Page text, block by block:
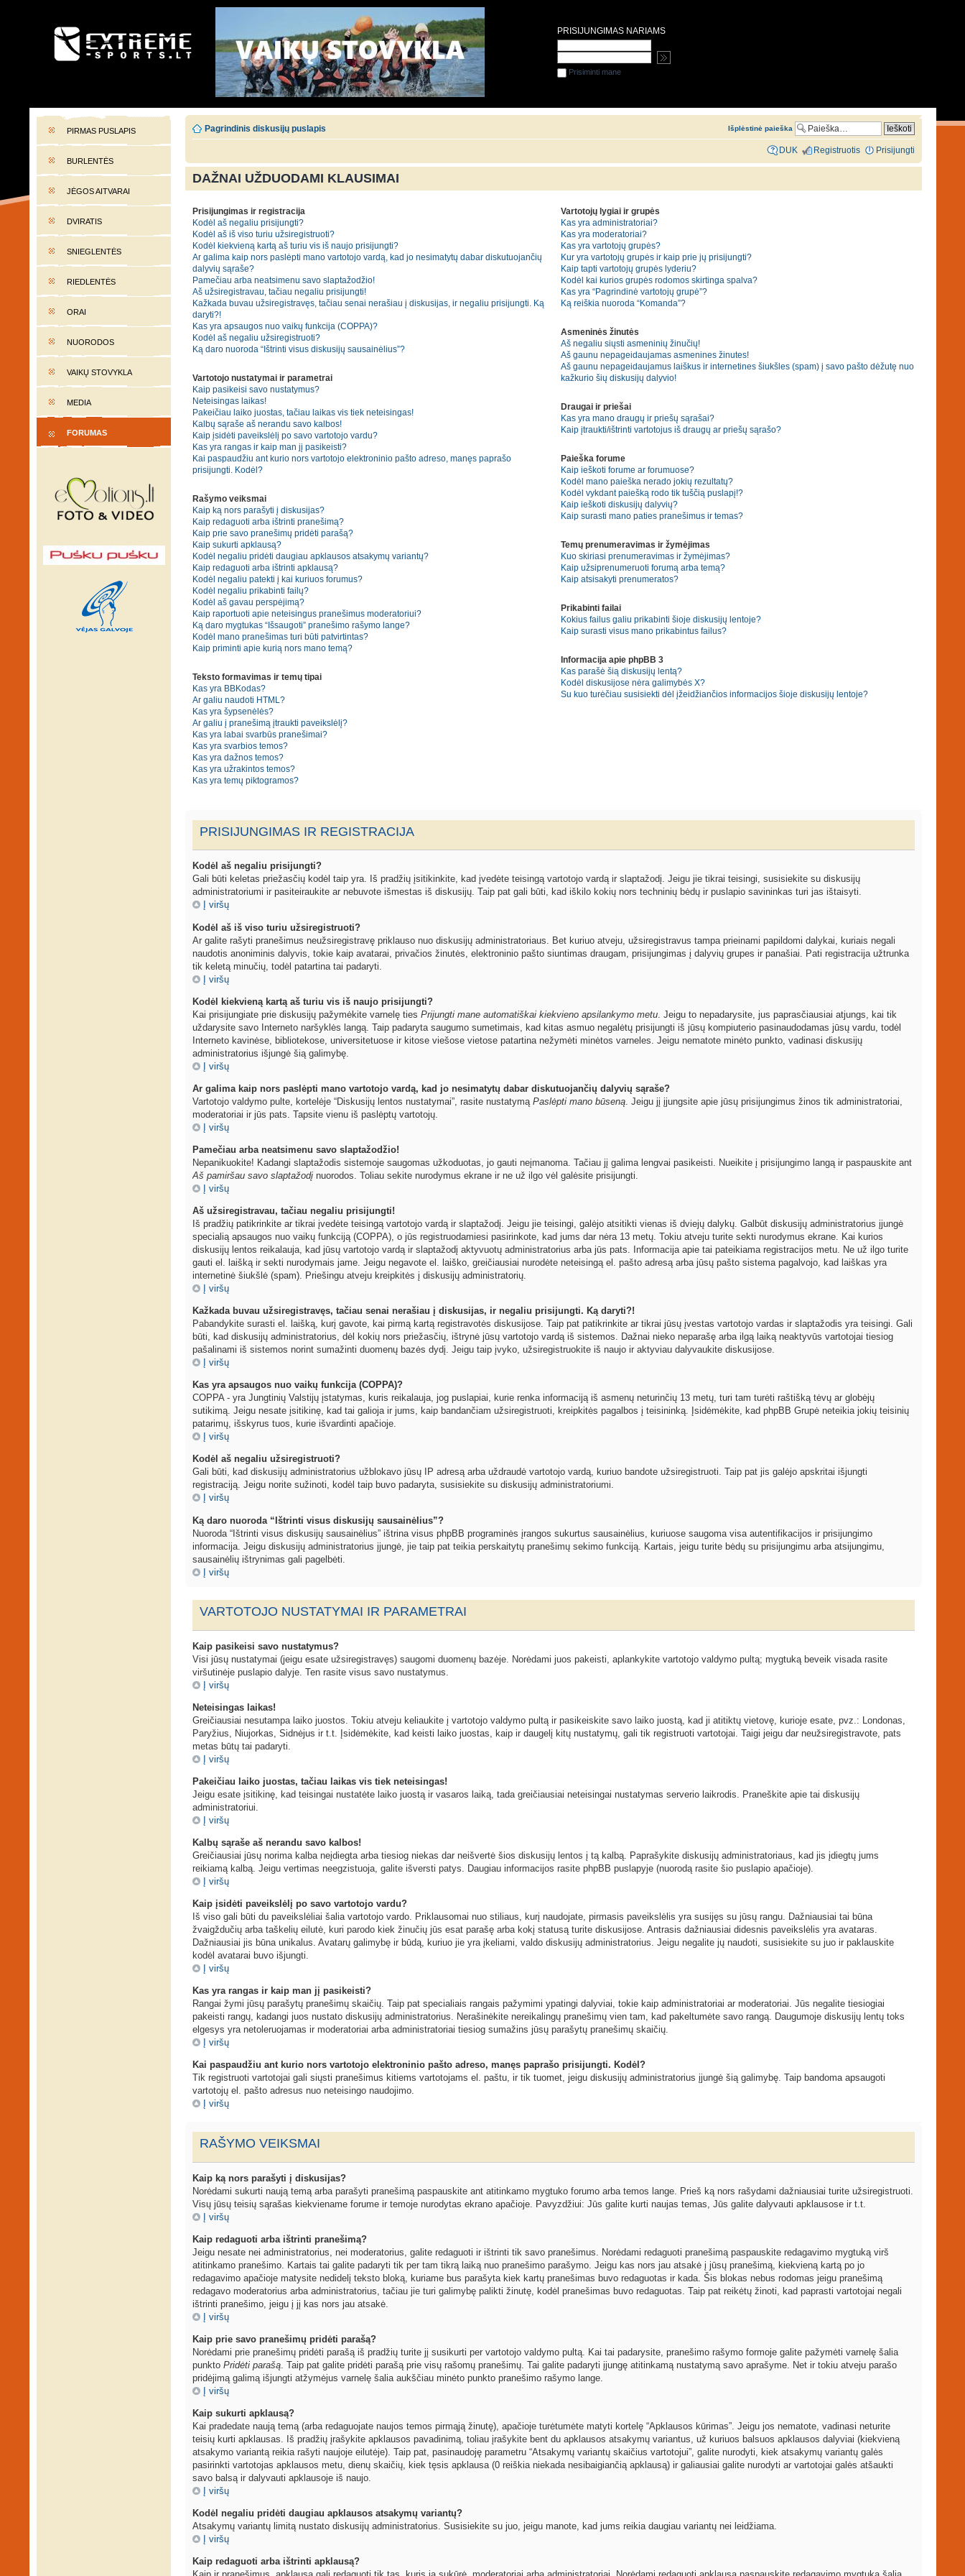
EXTREME-SPORTS.LT
PIRMAS PUSLAPIS
BURLENTĖS
JĖGOS AITVARAI
DVIRATIS
SNIEGLENTĖS
RIEDLENTĖS
ORAI
NUORODOS
VAIKŲ STOVYKLA
MEDIA
FORUMAS
Pagrindinis diskusijų puslapis Išplėstinė paieška
DUK Registruotis Prisijungti
DAŽNAI UŽDUODAMI KLAUSIMAI
Prisijungimas ir registracija
Kodėl aš negaliu prisijungti?
Kodėl aš iš viso turiu užsiregistruoti?
Kodėl kiekvieną kartą aš turiu vis iš naujo prisijungti?
Ar galima kaip nors paslėpti mano vartotojo vardą, kad jo nesimatytų dabar diskutuojančių
dalyvių sąraše?
Pamečiau arba neatsimenu savo slaptažodžio!
Aš užsiregistravau, tačiau negaliu prisijungti!
Kažkada buvau užsiregistravęs, tačiau senai nerašiau į diskusijas, ir negaliu prisijungti. Ką
daryti?!
Kas yra apsaugos nuo vaikų funkcija (COPPA)?
Kodėl aš negaliu užsiregistruoti?
Ką daro nuoroda “Ištrinti visus diskusijų sausainėlius”?
Vartotojo nustatymai ir parametrai
Kaip pasikeisi savo nustatymus?
Neteisingas laikas!
Pakeičiau laiko juostas, tačiau laikas vis tiek neteisingas!
Kalbų sąraše aš nerandu savo kalbos!
Kaip įsidėti paveikslėlį po savo vartotojo vardu?
Kas yra rangas ir kaip man jį pasikeisti?
Kai paspaudžiu ant kurio nors vartotojo elektroninio pašto adreso, manęs paprašo
prisijungti. Kodėl?
Rašymo veiksmai
Kaip ką nors parašyti į diskusijas?
Kaip redaguoti arba ištrinti pranešimą?
Kaip prie savo pranešimų pridėti parašą?
Kaip sukurti apklausą?
Kodėl negaliu pridėti daugiau apklausos atsakymų variantų?
Kaip redaguoti arba ištrinti apklausą?
Kodėl negaliu patekti į kai kuriuos forumus?
Kodėl negaliu prikabinti failų?
Kodėl aš gavau perspėjimą?
Kaip raportuoti apie neteisingus pranešimus moderatoriui?
Ką daro mygtukas “Išsaugoti” pranešimo rašymo lange?
Kodėl mano pranešimas turi būti patvirtintas?
Kaip priminti apie kurią nors mano temą?
Teksto formavimas ir temų tipai
Kas yra BBKodas?
Ar galiu naudoti HTML?
Kas yra šypsenėlės?
Ar galiu į pranešimą įtraukti paveikslėlį?
Kas yra labai svarbūs pranešimai?
Kas yra svarbios temos?
Kas yra dažnos temos?
Kas yra užrakintos temos?
Kas yra temų piktogramos?
Vartotojų lygiai ir grupės
Kas yra administratoriai?
Kas yra moderatoriai?
Kas yra vartotojų grupės?
Kur yra vartotojų grupės ir kaip prie jų prisijungti?
Kaip tapti vartotojų grupės lyderiu?
Kodėl kai kurios grupės rodomos skirtinga spalva?
Kas yra “Pagrindinė vartotojų grupė”?
Ką reiškia nuoroda “Komanda”?
Asmeninės žinutės
Aš negaliu siųsti asmeninių žinučių!
Aš gaunu nepageidaujamas asmenines žinutes!
Aš gaunu nepageidaujamus laiškus ir internetines šiukšles (spam) į savo pašto dėžutę nuo
kažkurio šių diskusijų dalyvio!
Draugai ir priešai
Kas yra mano draugų ir priešų sąrašai?
Kaip įtraukti/ištrinti vartotojus iš draugų ar priešų sąrašo?
Paieška forume
Kaip ieškoti forume ar forumuose?
Kodėl mano paieška nerado jokių rezultatų?
Kodėl vykdant paiešką rodo tik tuščią puslapį!?
Kaip ieškoti diskusijų dalyvių?
Kaip surasti mano paties pranešimus ir temas?
Temų prenumeravimas ir žymėjimas
Kuo skiriasi prenumeravimas ir žymėjimas?
Kaip užsiprenumeruoti forumą arba temą?
Kaip atsisakyti prenumeratos?
Prikabinti failai
Kokius failus galiu prikabinti šioje diskusijų lentoje?
Kaip surasti visus mano prikabintus failus?
Informacija apie phpBB 3
Kas parašė šią diskusijų lentą?
Kodėl diskusijose nėra galimybės X?
Su kuo turėčiau susisiekti dėl įžeidžiančios informacijos šioje diskusijų lentoje?
PRISIJUNGIMAS IR REGISTRACIJA
Kodėl aš negaliu prisijungti?
Gali būti keletas priežasčių kodėl taip yra. Iš pradžių įsitikinkite, kad įvedėte teisingą vartotojo vardą ir slaptažodį. Jeigu jie tikrai teisingi, susisiekite su diskusijų
administratoriumi ir pasiteiraukite ar nebuvote išmestas iš diskusijų. Taip pat gali būti, kad iškilo kokių nors techninių bėdų ir puslapio savininkas turi jas ištaisyti.
Į viršų
Kodėl aš iš viso turiu užsiregistruoti?
Ar galite rašyti pranešimus neužsiregistravę priklauso nuo diskusijų administratoriaus. Bet kuriuo atveju, užsiregistravus tampa prieinami papildomi dalykai, kuriais negali
naudotis anoniminis dalyvis, tokie kaip avatarai, privačios žinutės, elektroninio pašto siuntimas draugam, prisijungimas į dalyvių grupes ir panašiai. Pati registracija užtrunka
tik keletą minučių, todėl patartina tai padaryti.
Į viršų
Kodėl kiekvieną kartą aš turiu vis iš naujo prisijungti?
Kai prisijungiate prie diskusijų pažymėkite varnelę ties Prijungti mane automatiškai kiekvieno apsilankymo metu . Jeigu to nepadarysite, jus paprasčiausiai atjungs, kai tik
uždarysite savo Interneto naršyklės langą. Taip padaryta saugumo sumetimais, kad kitas asmuo negalėtų prisijungti iš jūsų kompiuterio pasinaudodamas jūsų vardu, todėl
Interneto kavinėse, bibliotekose, universitetuose ir kitose viešose vietose patartina nežymėti minėtos varneles. Jeigu nematote minėto punkto, vadinasi diskusijų
administratorius išjungė šią galimybę.
Į viršų
Ar galima kaip nors paslėpti mano vartotojo vardą, kad jo nesimatytų dabar diskutuojančių dalyvių sąraše?
Vartotojo valdymo pulte, kortelėje “Diskusijų lentos nustatymai”, rasite nustatymą Paslėpti mano būseną . Jeigu jį įjungsite apie jūsų prisijungimus žinos tik administratoriai,
moderatoriai ir jūs pats. Tapsite vienu iš paslėptų vartotojų.
Į viršų
Pamečiau arba neatsimenu savo slaptažodžio!
Nepanikuokite! Kadangi slaptažodis sistemoje saugomas užkoduotas, jo gauti neįmanoma. Tačiau jį galima lengvai pasikeisti. Nueikite į prisijungimo langą ir paspauskite ant
Aš pamiršau savo slaptažodį nuorodos. Toliau sekite nurodymus ekrane ir ne už ilgo vėl galėsite prisijungti.
Į viršų
Aš užsiregistravau, tačiau negaliu prisijungti!
Iš pradžių patikrinkite ar tikrai įvedėte teisingą vartotojo vardą ir slaptažodį. Jeigu jie teisingi, galėjo atsitikti vienas iš dviejų dalykų. Galbūt diskusijų administratorius įjungė
specialią apsaugos nuo vaikų funkciją (COPPA), o jūs registruodamiesi pasirinkote, kad jums dar nėra 13 metų. Tokiu atveju turite sekti nurodymus ekrane. Kai kurios
diskusijų lentos reikalauja, kad jūsų vartotojo vardą ir slaptažodį aktyvuotų administratorius arba jūs pats. Informacija apie tai pateikiama registracijos metu. Ne už ilgo turite
gauti el. laišką ir sekti nurodymais jame. Jeigu negavote el. laiško, greičiausiai nurodėte neteisingą el. pašto adresą arba jūsų pašto sistema pagalvojo, kad laiškas yra
internetinė šiukšlė (spam). Priešingu atveju kreipkitės į diskusijų administratorių.
Į viršų
Kažkada buvau užsiregistravęs, tačiau senai nerašiau į diskusijas, ir negaliu prisijungti. Ką daryti?!
Pabandykite surasti el. laišką, kurį gavote, kai pirmą kartą registravotės diskusijose. Taip pat patikrinkite ar tikrai jūsų įvestas vartotojo vardas ir slaptažodis yra teisingi. Gali
būti, kad diskusijų administratorius, dėl kokių nors priežasčių, ištrynė jūsų vartotojo vardą iš sistemos. Dažnai nieko neparašę arba ilgą laiką neaktyvūs vartotojai tiesiog
pašalinami iš sistemos norint sumažinti duomenų bazės dydį. Jeigu taip įvyko, užsiregistruokite iš naujo ir aktyviau dalyvaukite diskusijose.
Į viršų
Kas yra apsaugos nuo vaikų funkcija (COPPA)?
COPPA - yra Jungtinių Valstijų įstatymas, kuris reikalauja, jog puslapiai, kurie renka informaciją iš asmenų neturinčių 13 metų, turi tam turėti raštišką tėvų ar globėjų
sutikimą. Jeigu nesate įsitikinę, kad tai galioja ir jums, kaip bandančiam užsiregistruoti, kreipkitės pagalbos į teisininką. Įsidėmėkite, kad phpBB Grupė neteikia jokių teisinių
patarimų, išskyrus tuos, kurie išvardinti apačioje.
Į viršų
Kodėl aš negaliu užsiregistruoti?
Gali būti, kad diskusijų administratorius užblokavo jūsų IP adresą arba uždraudė vartotojo vardą, kuriuo bandote užsiregistruoti. Taip pat jis galėjo apskritai išjungti
registraciją. Jeigu norite sužinoti, kodėl taip buvo padaryta, susisiekite su diskusijų administratoriumi.
Į viršų
Ką daro nuoroda “Ištrinti visus diskusijų sausainėlius”?
Nuoroda “Ištrinti visus diskusijų sausainėlius” ištrina visus phpBB programinės įrangos sukurtus sausainėlius, kuriuose saugoma visa autentifikacijos ir prisijungimo
informacija. Jeigu diskusijų administratorius įjungė, jie taip pat teikia perskaitytų pranešimų sekimo funkciją. Kartais, jeigu turite bėdų su prisijungimu arba atsijungimu,
sausainėlių ištrynimas gali pagelbėti.
Į viršų
VARTOTOJO NUSTATYMAI IR PARAMETRAI
Kaip pasikeisi savo nustatymus?
Visi jūsų nustatymai (jeigu esate užsiregistravęs) saugomi duomenų bazėje. Norėdami juos pakeisti, aplankykite vartotojo valdymo pultą; mygtuką beveik visada rasite
viršutinėje puslapio dalyje. Ten rasite visus savo nustatymus.
Į viršų
Neteisingas laikas!
Greičiausiai nesutampa laiko juostos. Tokiu atveju keliaukite į vartotojo valdymo pultą ir pasikeiskite savo laiko juostą, kad ji atitiktų vietovę, kurioje esate, pvz.: Londonas,
Paryžius, Niujorkas, Sidnėjus ir t.t. Įsidėmėkite, kad keisti laiko juostas, kaip ir daugelį kitų nustatymų, gali tik registruoti vartotojai. Taigi jeigu dar neužsiregistravote, pats
metas būtų tai padaryti.
Į viršų
Pakeičiau laiko juostas, tačiau laikas vis tiek neteisingas!
Jeigu esate įsitikinę, kad teisingai nustatėte laiko juostą ir vasaros laiką, tada greičiausiai neteisingai nustatymas serverio laikrodis. Praneškite apie tai diskusijų
administratoriui.
Į viršų
Kalbų sąraše aš nerandu savo kalbos!
Greičiausiai jūsų norima kalba neįdiegta arba tiesiog niekas dar neišvertė šios diskusijų lentos į tą kalbą. Paprašykite diskusijų administratoriaus, kad jis įdiegtų jums
reikiamą kalbą. Jeigu vertimas neegzistuoja, galite išversti patys. Daugiau informacijos rasite phpBB puslapyje (nuorodą rasite šio puslapio apačioje).
Į viršų
Kaip įsidėti paveikslėlį po savo vartotojo vardu?
Iš viso gali būti du paveikslėliai šalia vartotojo vardo. Priklausomai nuo stiliaus, kurį naudojate, pirmasis paveikslėlis yra susijęs su jūsų rangu. Dažniausiai tai būna
žvaigždučių arba taškelių eilutė, kuri parodo kiek žinučių jūs esat parašę arba kokį statusą turite diskusijose. Antrasis dažniausiai didesnis paveikslėlis yra avataras.
Dažniausiai jis būna unikalus. Avatarų galimybę ir būdą, kuriuo jie yra įkeliami, valdo diskusijų administratorius. Jeigu negalite jų naudoti, susisiekite su juo ir paklauskite
kodėl avatarai buvo išjungti.
Į viršų
Kas yra rangas ir kaip man jį pasikeisti?
Rangai žymi jūsų parašytų pranešimų skaičių. Taip pat specialiais rangais pažymimi ypatingi dalyviai, tokie kaip administratoriai ar moderatoriai. Jūs negalite tiesiogiai
pakeisti rangų, kadangi juos nustato diskusijų administratorius. Nerašinėkite nereikalingų pranešimų vien tam, kad pakeltumėte savo rangą. Daugumoje diskusijų lentų toks
elgesys yra netoleruojamas ir moderatoriai arba administratoriai tiesiog sumažins jūsų parašytų pranešimų skaičių.
Į viršų
Kai paspaudžiu ant kurio nors vartotojo elektroninio pašto adreso, manęs paprašo prisijungti. Kodėl?
Tik registruoti vartotojai gali siųsti pranešimus kitiems vartotojams el. paštu, ir tik tuomet, jeigu diskusijų administratorius įjungė šią galimybę. Taip bandoma apsaugoti
vartotojų el. pašto adresus nuo neteisingo naudojimo.
Į viršų
RAŠYMO VEIKSMAI
Kaip ką nors parašyti į diskusijas?
Norėdami sukurti naują temą arba parašyti pranešimą paspauskite ant atitinkamo mygtuko forumo arba temos lange. Prieš ką nors rašydami dažniausiai turite užsiregistruoti.
Visų jūsų teisių sąrašas kiekviename forume ir temoje nurodytas ekrano apačioje. Pavyzdžiui: Jūs galite kurti naujas temas, Jūs galite dalyvauti apklausose ir t.t.
Į viršų
Kaip redaguoti arba ištrinti pranešimą?
Jeigu nesate nei administratorius, nei moderatorius, galite redaguoti ir ištrinti tik savo pranešimus. Norėdami redaguoti pranešimą paspauskite redagavimo mygtuką virš
atitinkamo pranešimo. Kartais tai galite padaryti tik per tam tikrą laiką nuo pranešimo parašymo. Jeigu kas nors jau atsakė į jūsų pranešimą, kiekvieną kartą po jo
redagavimo apačioje matysite nedidelį teksto bloką, kuriame bus parašyta kiek kartų pranešimas buvo redaguotas ir kada. Šis blokas nebus rodomas jeigu pranešimą
redagavo moderatorius arba administratorius, tačiau jie turi galimybę palikti žinutę, kodėl pranešimas buvo redaguotas. Taip pat reikėtų žinoti, kad paprasti vartotojai negali
ištrinti pranešimo, jeigu į jį kas nors jau atsakė.
Į viršų
Kaip prie savo pranešimų pridėti parašą?
Norėdami prie pranešimų pridėti parašą iš pradžių turite jį susikurti per vartotojo valdymo pultą. Kai tai padarysite, pranešimo rašymo formoje galite pažymėti varnelę šalia
punkto Pridėti parašą . Taip pat galite pridėti parašą prie visų rašomų pranešimų. Tai galite padaryti įjungę atitinkamą nustatymą savo aprašyme. Net ir tokiu atveju parašo
pridėjimą galimą išjungti atžymėjus varnelę šalia aukščiau minėto punkto pranešimo rašymo lange.
Į viršų
Kaip sukurti apklausą?
Kai pradedate naują temą (arba redaguojate naujos temos pirmąją žinutę), apačioje turėtumėte matyti kortelę “Apklausos kūrimas”. Jeigu jos nematote, vadinasi neturite
teisių kurti apklausas. Iš pradžių įrašykite apklausos pavadinimą, toliau įrašykite bent du apklausos atsakymų variantus, už kuriuos balsuos apklausos dalyviai (kiekvieną
atsakymo variantą reikia rašyti naujoje eilutėje). Taip pat, pasinaudoję parametru “Atsakymų variantų skaičius vartotojui”, galite nurodyti, kiek atsakymų variantų galės
pasirinkti vartotojas apklausos metu, dienų skaičių, kiek tęsis apklausa (0 reiškia niekada nesibaigiančią apklausą) ir galiausiai galite nurodyti ar vartotojai galės atšaukti
savo balsą ir dalyvauti apklausoje iš naujo.
Į viršų
Kodėl negaliu pridėti daugiau apklausos atsakymų variantų?
Atsakymų variantų limitą nustato diskusijų administratorius. Susisiekite su juo, jeigu manote, kad jums reikia daugiau variantų nei leidžiama.
Į viršų
Kaip redaguoti arba ištrinti apklausą?
PRISIJUNGIMAS NARIAMS
Prisiminti mane